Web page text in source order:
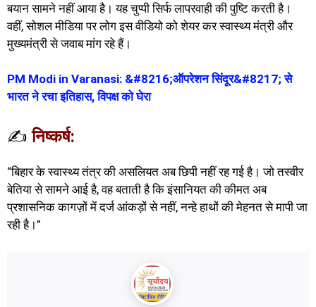
बयान सामने नहीं आया है। यह चुप्पी सिर्फ लापरवाही की पुष्टि करती है।
वहीं, सोशल मीडिया पर लोग इस वीडियो को शेयर कर स्वास्थ्य मंत्री और
मुख्यमंत्री से जवाब मांग रहे हैं।
PM Modi in Varanasi: &#8216;ऑपरेशन सिंदूर&#8217; से
भारत ने रचा इतिहास, विपक्ष को घेरा
✍️निष्कर्ष:
“बिहार के स्वास्थ्य तंत्र की असलियत अब छिपी नहीं रह गई है। जो तस्वीर
बेतिया से सामने आई है, वह बताती है कि इंसानियत की कीमत अब
प्रशासनिक कागज़ों में दर्ज आंकड़ों से नहीं, नन्हे हाथों की मेहनत से मापी जा
रही है।”